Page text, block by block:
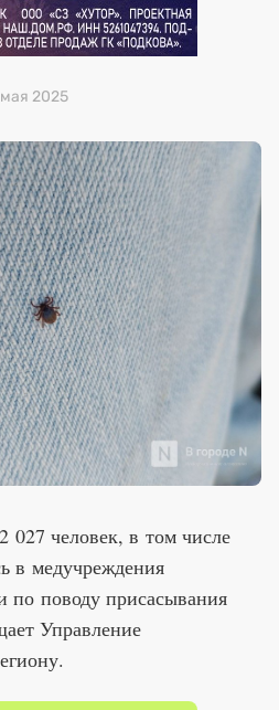
мая 2025
человек, в том числе
в медучреждения
по поводу присасывания
Управление